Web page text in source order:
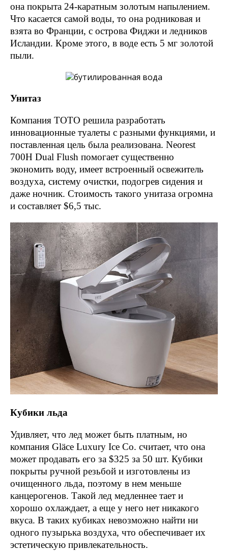
она покрыта 24-каратным золотым напылением.
Что касается самой воды, то она родниковая и
взята во Франции, с острова Фиджи и ледников
Исландии. Кроме этого, в воде есть 5 мг золотой
пыли.
Унитаз
Компания ТОТО решила разработать
инновационные туалеты с разными функциями, и
поставленная цель была реализована. Neorest
700H Dual Flush помогает существенно
экономить воду, имеет встроенный освежитель
воздуха, систему очистки, подогрев сидения и
даже ночник. Стоимость такого унитаза огромна
и составляет $6,5 тыс.
Кубики льда
Удивляет, что лед может быть платным, но
компания Gläce Luxury Ice Co. считает, что она
может продавать его за $325 за 50 шт. Кубики
покрыты ручной резьбой и изготовлены из
очищенного льда, поэтому в нем меньше
канцерогенов. Такой лед медленнее тает и
хорошо охлаждает, а еще у него нет никакого
вкуса. В таких кубиках невозможно найти ни
одного пузырька воздуха, что обеспечивает их
эстетическую привлекательность.